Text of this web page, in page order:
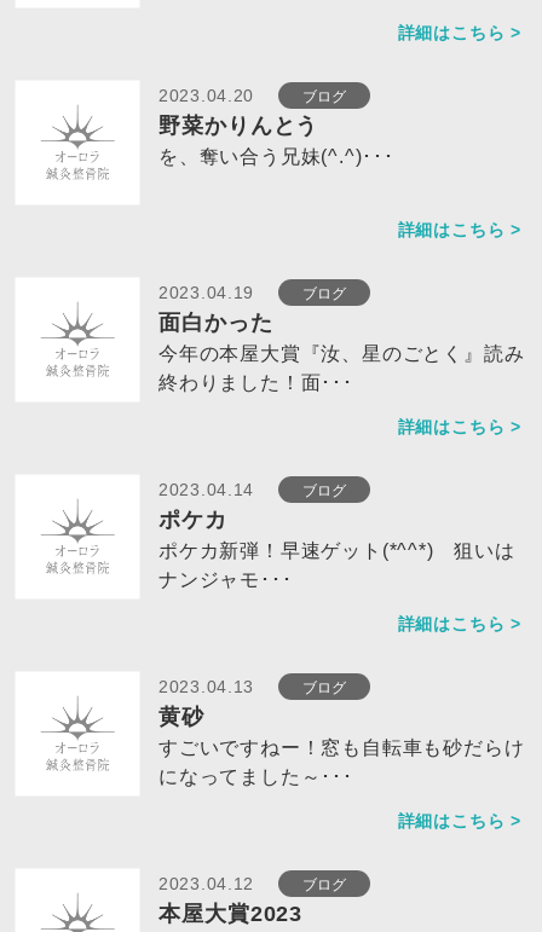
詳細はこちら >
2023.04.20 ブログ
野菜かりんとう
を、奪い合う兄妹(^.^)･･･
詳細はこちら >
2023.04.19 ブログ
面白かった
今年の本屋大賞『汝、星のごとく』読み
終わりました！面･･･
詳細はこちら >
2023.04.14 ブログ
ポケカ
ポケカ新弾！早速ゲット(*^^*) 狙いは
ナンジャモ･･･
詳細はこちら >
2023.04.13 ブログ
黄砂
すごいですねー！窓も自転車も砂だらけ
になってました～･･･
詳細はこちら >
2023.04.12 ブログ
本屋大賞2023